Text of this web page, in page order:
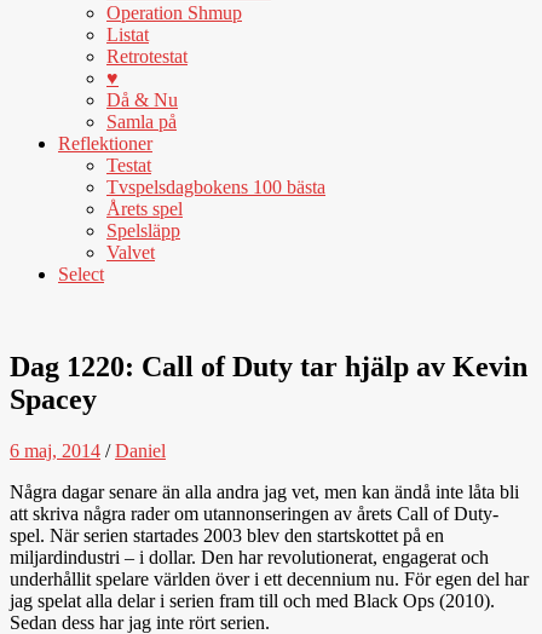
Operation Shmup
Listat
Retrotestat
♥
Då & Nu
Samla på
Reflektioner
Testat
Tvspelsdagbokens 100 bästa
Årets spel
Spelsläpp
Valvet
Select
Dag 1220: Call of Duty tar hjälp av Kevin
Spacey
6 maj, 2014 /Daniel
Några dagar senare än alla andra jag vet, men kan ändå inte låta bli
att skriva några rader om utannonseringen av årets Call of Duty-
spel. När serien startades 2003 blev den startskottet på en
miljardindustri – i dollar. Den har revolutionerat, engagerat och
underhållit spelare världen över i ett decennium nu. För egen del har
jag spelat alla delar i serien fram till och med Black Ops (2010).
Sedan dess har jag inte rört serien.